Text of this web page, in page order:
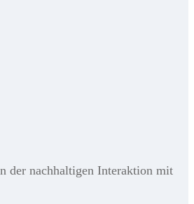
der nachhaltigen Interaktion mit